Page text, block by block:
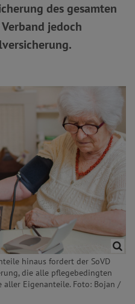
des gesamten
jedoch
hinaus fordert der SoVD
die alle pflegebedingten
Eigenanteile. Foto: Bojan /